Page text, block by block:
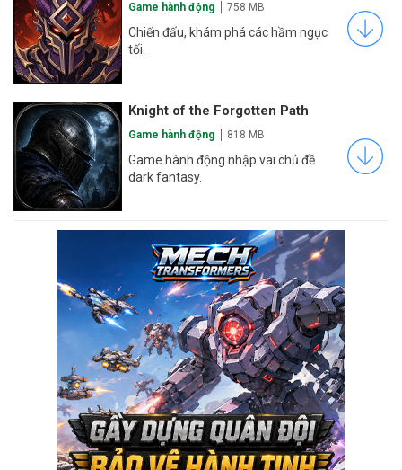
Game hành động 758 MB
Chiến đấu, khám phá các hầm ngục
tối.
Knight of the Forgotten Path
Game hành động 818 MB
Game hành động nhập vai chủ đề
dark fantasy.